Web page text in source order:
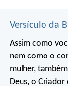
Versículo da
Assim como
nem como o
mulher,
Deus, o Criador